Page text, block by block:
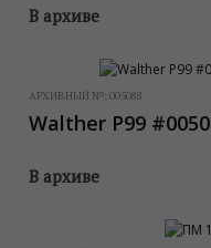
В архиве
АРХИВНЫЙ №: 005088
Walther P99
В архиве